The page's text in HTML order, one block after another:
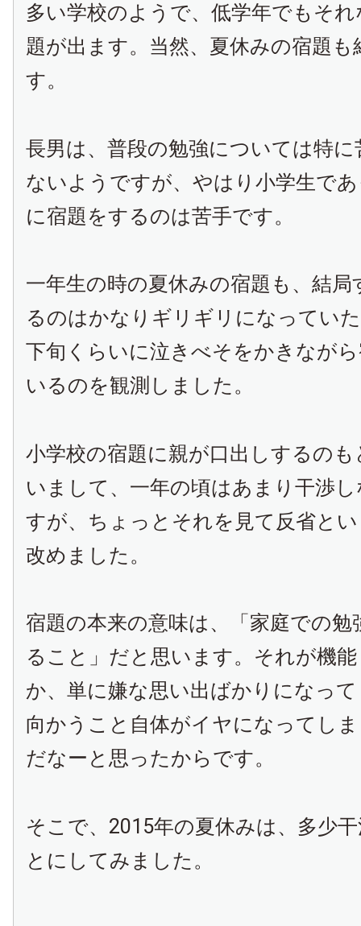
多い学校のようで、低学年でもそ
題が出ます。当然、夏休みの宿題も
す。
長男は、普段の勉強については特
ないようですが、やはり小学生で
に宿題をするのは苦手です。
一年生の時の夏休みの宿題も、結
るのはかなりギリギリになってい
下旬くらいに泣きべそをかきなが
いるのを観測しました。
小学校の宿題に親が口出しするの
いまして、一年の頃はあまり干渉
すが、ちょっとそれを見て反省と
改めました。
宿題の本来の意味は、「家庭での勉
ること」だと思います。それが機
か、単に嫌な思い出ばかりになっ
向かうこと自体がイヤになってし
だなーと思ったからです。
そこで、2015年の夏休みは、多少
とにしてみました。